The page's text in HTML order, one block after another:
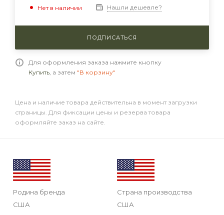
Нет в наличии Нашли дешевле?
ПОДПИСАТЬСЯ
Для оформления заказа нажмите кнопку
Купить, а затем "В корзину"
Цена и наличие товара действительна в момент загрузки
страницы. Для фиксации цены и резерва товара
оформляйте заказ на сайте.
Родина бренда
США
Страна производства
США